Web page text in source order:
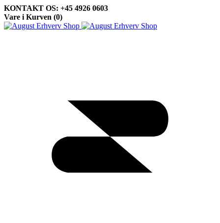
KONTAKT OS: +45 4926 0603
Vare i Kurven (0)